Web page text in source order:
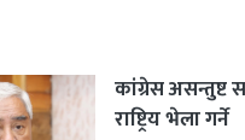
कांग्रेस
राष्ट्रिय भेला गर्ने